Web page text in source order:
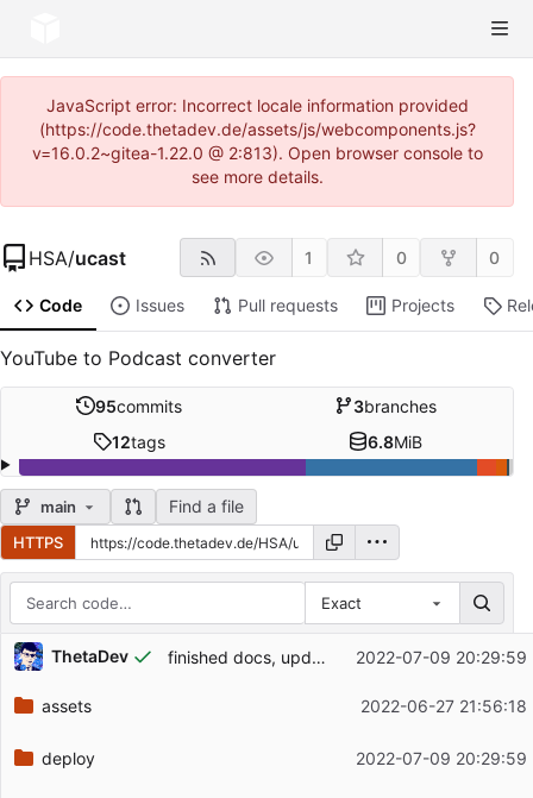
JavaScript error: Incorrect locale information provided
(https://code.thetadev.de/assets/js/webcomponents.js?
v=16.0.2~gitea-1.22.0 @ 2:813). Open browser console to
see more details.
HSA/ucast 1 0 0
Code Issues Pull requests Projects
YouTube to Podcast converter
95commits 3branches
12tags 6.8MiB
main Find a file
HTTPS
Exact
Repository files (latest commit first)
Filename
Latest commit message
ThetaDev finished docs, updated compose 2022-07-09 20:29:59
assets 2022-06-27 21:56:18
deploy 2022-07-09 20:29:59